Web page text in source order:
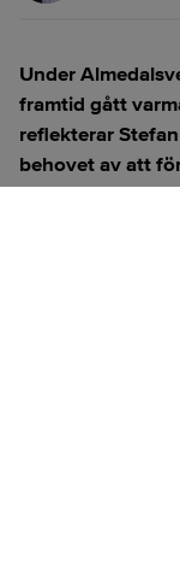
Under
framtid gått
reflekterar
behovet av att
hur modern